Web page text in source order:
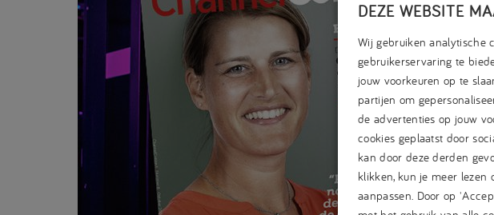
DEZE WEBSITE
Wij gebruiken analytische
gebruikerservaring te
jouw voorkeuren op te
partijen om
de advertenties op jouw
cookies geplaatst door
kan door deze derden
klikken, kun je meer lezen
aanpassen. Door op